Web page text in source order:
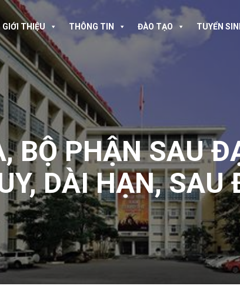
GIỚI THIỆU THÔNG TIN ĐÀO TẠO TUYỂN
,BỘ PHẬN SAU
DÀI HẠN,SAU